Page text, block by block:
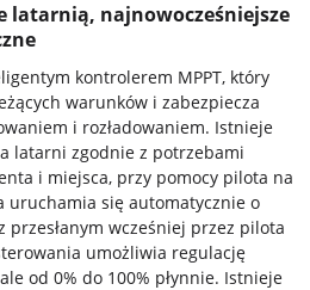
latarnią, najnowocześniejsze
kontrolerem MPPT, który
warunków i zabezpiecza
i rozładowaniem. Istnieje
latarni zgodnie z potrzebami
i miejsca, przy pomocy pilota na
uruchamia się automatycznie o
wcześniej przez pilota
umożliwia regulację
od 0% do 100% płynnie. Istnieje